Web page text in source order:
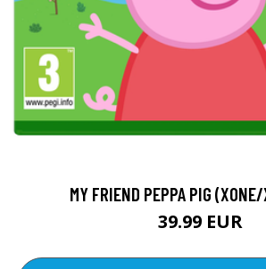
MY FRIEND PEPPA PIG
39.99 EUR